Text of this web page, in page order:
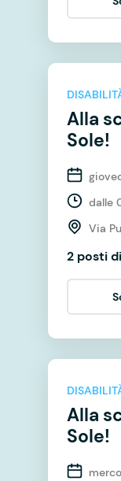
Alla
Sole!
dalle
Via
2 posti
Alla
Sole!